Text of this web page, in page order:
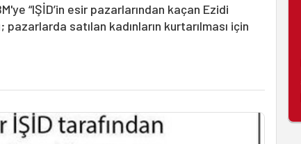
“IŞİD’in esir pazarlarından kaçan Ezidi
pazarlarda satılan kadınların kurtarılması için